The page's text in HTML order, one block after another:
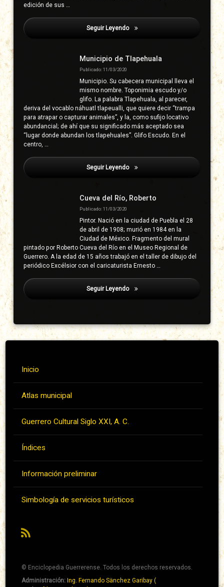
edición de sus …
Seguir Leyendo Neri Canuto, Alejo
Municipio de Tlapehuala
Publicado: 11/03/2020
Municipio. Su cabecera municipal lleva el
mismo nombre. Toponimia escudo y/o
glifo. La palabra Tlapehuala, al parecer,
deriva del vocablo náhuatl tlapeualli, que quiere decir “trampa
para atrapar o capturar animales”, y la, como sufijo locativo
abundancial; de ahí que su significado más aceptado sea
“lugar donde abundan los tlapehuales”. Glifo Escudo. En el
centro, …
Seguir Leyendo Neri Canuto, Alejo
Cueva del Río, Roberto
Publicado: 11/03/2020
Pintor. Nació en la ciudad de Puebla el 28
de abril de 1908; murió en 1984 en la
Ciudad de México. Fragmento del mural
pintado por Roberto Cueva del Río en el Museo Regional de
Guerrero. A la edad de 15 años trabajó en el taller de dibujo del
periódico Excélsior con el caricaturista Ernesto …
Seguir Leyendo Neri Canuto, Alejo
Inicio
Atlas municipal
Guerrero Cultural Siglo XXI, A. C.
Índices
Información preliminar
Simbología de servicios turísticos
RSS
© Enciclopedia Guerrerense. Todos los derechos reservados.
Pie
Administración:Ing. Fernando Sänchez Garibay (